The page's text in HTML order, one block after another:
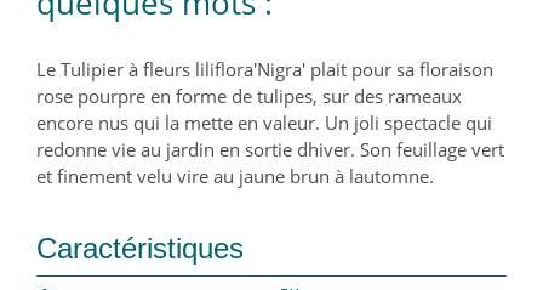
Le Tulipier à fleurs liliflora'Nigra' plait pour sa floraison
rose pourpre en forme de tulipes, sur des rameaux
encore nus qui la mette en valeur. Un joli spectacle qui
redonne vie au jardin en sortie dhiver. Son feuillage vert
et finement velu vire au jaune brun à lautomne.
Caractéristiques